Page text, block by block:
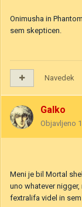
Onimusha in
sem skepticen.
Navedek
Galko
Objavljeno
Meni je bil Mortal
uno whatever
fextralifa videl in